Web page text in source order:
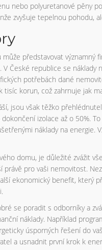
nebo polyuretanové pěny
zvyšuje tepelnou pohodu,
představovat významný
České republice se náklady
potřebách dané
korun, což zahrnuje jak
jsou však těžko
izolace až o 50%.
náklady na energie.
domu, je důležité zvážit
pro vaši nemovitost.
ekonomický benefit, který
se poradit s odborníky a
náklady. Například
úsporných řešení do
a usnadnit první krok k